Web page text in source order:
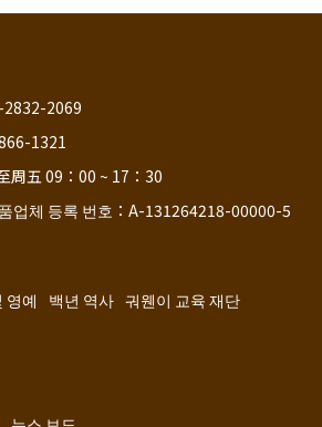
2832-2069
1321
周五 09：00 ~ 17：30
업체 등록 번호：A-131264218-00000-5
영예 백년 역사 궈웬이 교육 재단